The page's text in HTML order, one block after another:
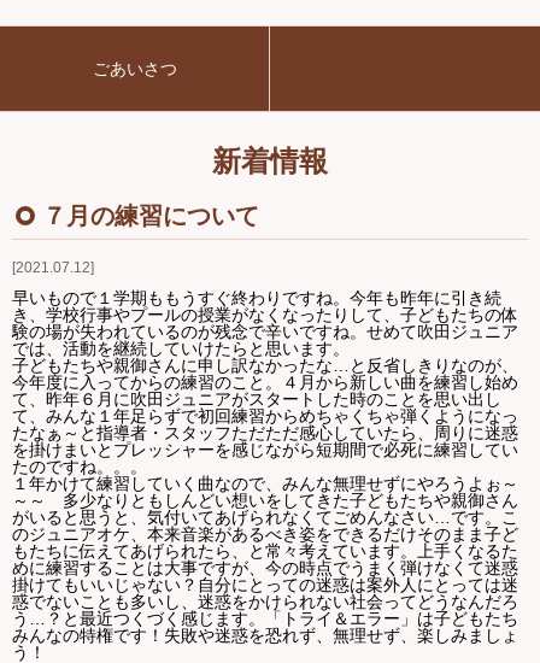
プレジュニア クラス
Ｑ＆Ａ
お問い合わせ
ジュニアオケブログ
ごあいさつ
新着情報
2021.07.12
７月の練習について
早いもので１学期ももうすぐ終わりですね。今年も昨年に引き続
き、学校行事やプールの授業がなくなったりして、子どもたちの体
験の場が失われているのが残念で辛いですね。 せめて吹田ジュニア
では、活動を継続していけたらと思います。
子どもたちや親御さんに申し訳なかったな…と反省しきりなのが、
今年度に入ってからの練習のこと。４月から新しい曲を練習し始め
て、昨年６月に吹田ジュニアがスタートした時のことを思い出し
て、みんな１年足らずで初回練習からめちゃくちゃ弾くようになっ
たなぁ～と指導者・スタッフただただ感心していたら、周りに迷惑
を掛けまいとプレッシャーを感じながら短期間で必死に練習してい
たのですね。。。
１年かけて練習していく曲なので、みんな無理せずにやろうよぉ～
～～ 多少なりともしんどい想いをしてきた子どもたちや親御さん
がいると思うと、気付いてあげられなくてごめんなさい…です。こ
のジュニアオケ、本来音楽があるべき姿をできるだけそのまま子ど
もたちに伝えてあげられたら、と常々考えています。上手くなるた
めに練習することは大事ですが、今の時点でうまく弾けなくて迷惑
掛けてもいいじゃない？自分にとっての迷惑は案外人にとっては迷
惑でないことも多いし、迷惑をかけられない社会ってどうなんだろ
う…？と最近つくづく感じます。「トライ＆エラー」は子どもたち
みんなの特権です！失敗や迷惑を恐れず、無理せず、楽しみましょ
う！